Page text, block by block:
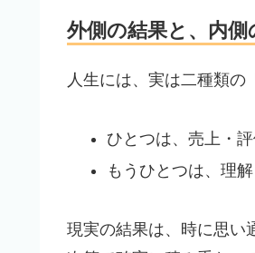
外側の結果と、内
人生には、実は二種類の
ひとつは、売上・
もうひとつは、理
現実の結果は、時に思い